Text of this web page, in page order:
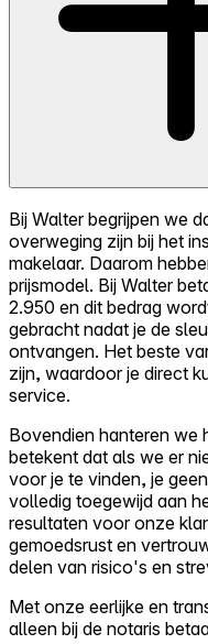
Bij Walter begrijpen we
overweging zijn bij het
makelaar. Daarom
prijsmodel. Bij Walter
2.950 en dit bedrag
gebracht nadat je de
ontvangen. Het beste
zijn, waardoor je direct
service.
Bovendien hanteren
betekent dat als we er
voor je te vinden, je
volledig toegewijd aan
resultaten voor onze
gemoedsrust en
delen van risico's en
Met onze eerlijke en
alleen bij de notaris